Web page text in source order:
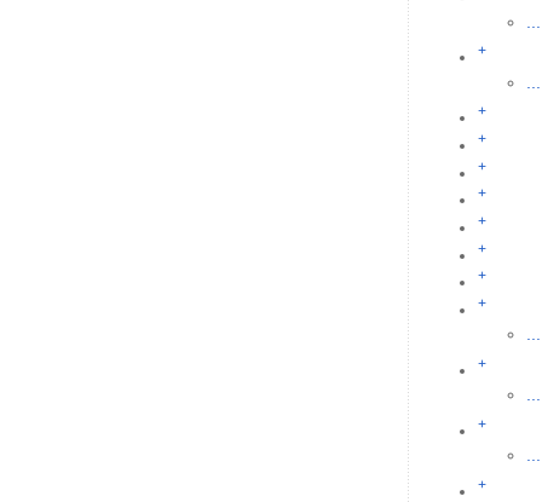
+
+
+
+
+
+
+
+
+
...
+
...
+
...
+